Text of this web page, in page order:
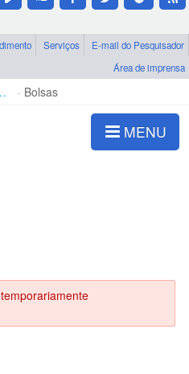
Serviços
E-mail do Pesquisador
Área de imprensa
Bolsas
MENU